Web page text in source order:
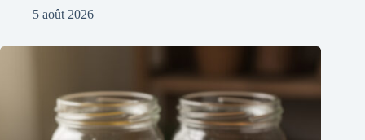
5 août 2026